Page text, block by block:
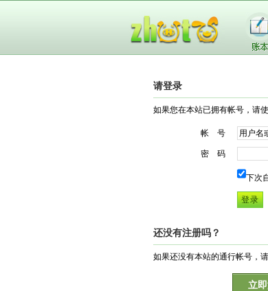
请登录
如果您在本站已拥有帐号，请
帐 号
密 码
下次
还没有注册吗？
如果还没有本站的通行帐号，
立